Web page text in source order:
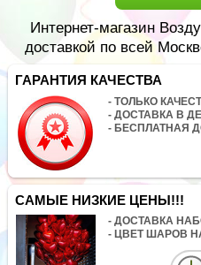
Интернет-магазин
доставкой по всей
ГАРАНТИЯ КАЧЕСТВА
- ТОЛЬКО
- ДОСТАВКА В
- БЕСПЛАТНАЯ
САМЫЕ НИЗКИЕ ЦЕНЫ!!!
- ДОСТАВКА
- ЦВЕТ ШАРОВ